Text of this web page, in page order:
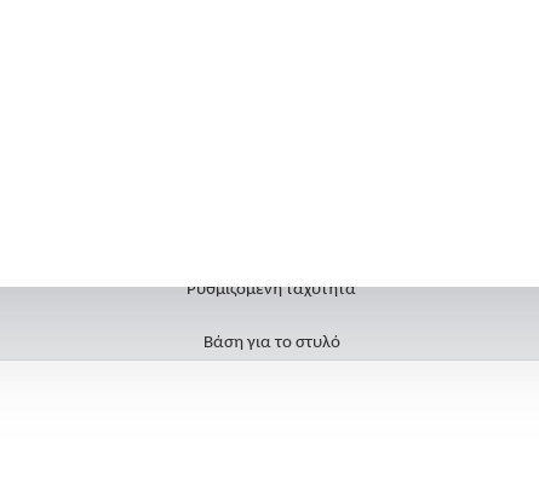
Ρυθμιζόμενη ταχύτητα
Βάση για το στυλό